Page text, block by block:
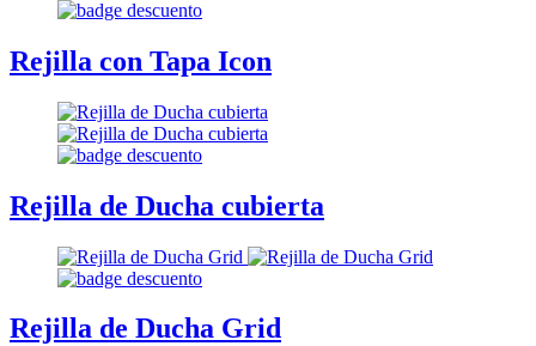
Rejilla con Tapa Icon
Rejilla de Ducha cubierta
Rejilla de Ducha Grid